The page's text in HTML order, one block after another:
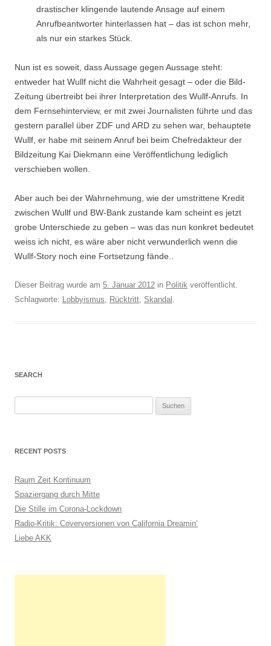
drastischer klingende lautende Ansage auf einem
Anrufbeantworter hinterlassen hat – das ist schon mehr,
als nur ein starkes Stück.
Nun ist es soweit, dass Aussage gegen Aussage steht:
entweder hat Wullf nicht die Wahrheit gesagt – oder die Bild-
Zeitung übertreibt bei ihrer Interpretation des Wullf-Anrufs. In
dem Fernsehinterview, er mit zwei Journalisten führte und das
gestern parallel über ZDF und ARD zu sehen war, behauptete
Wullf, er habe mit seinem Anruf bei beim Chefredakteur der
Bildzeitung Kai Diekmann eine Veröffentlichung lediglich
verschieben wollen.
Aber auch bei der Wahrnehmung, wie der umstrittene Kredit
zwischen Wullf und BW-Bank zustande kam scheint es jetzt
grobe Unterschiede zu geben – was das nun konkret bedeutet
weiss ich nicht, es wäre aber nicht verwunderlich wenn die
Wullf-Story noch eine Fortsetzung fände..
Dieser Beitrag wurde am 5. Januar 2012 in Politik veröffentlicht.
Schlagworte: Lobbyismus, Rücktritt, Skandal .
SEARCH
h
n
n
a
c
h
RECENT POSTS
Raum Zeit Kontinuum
Spaziergang durch Mitte
Die Stille im Corona-Lockdown
Radio-Kritik: Coverversionen von California Dreamin‘
Liebe AKK